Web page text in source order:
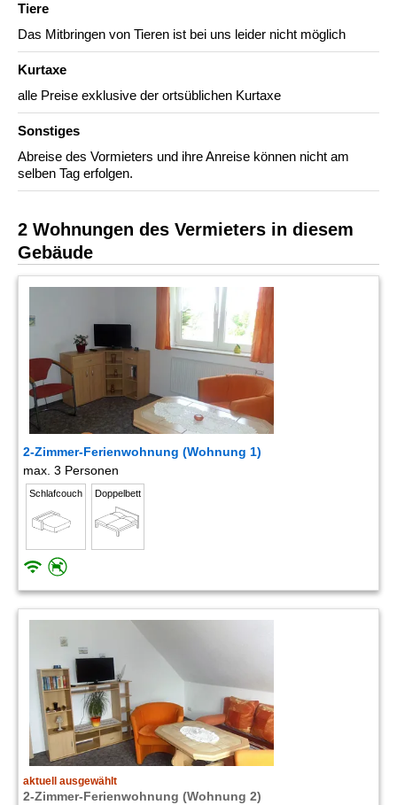
Tiere
Das Mitbringen von Tieren ist bei uns leider nicht möglich
Kurtaxe
alle Preise exklusive der ortsüblichen Kurtaxe
Sonstiges
Abreise des Vormieters und ihre Anreise können nicht am
selben Tag erfolgen.
2 Wohnungen des Vermieters in diesem
Gebäude
2-Zimmer-Ferienwohnung (Wohnung 1)
max. 3 Personen
Schlafcouch Doppelbett
aktuell ausgewählt
2-Zimmer-Ferienwohnung (Wohnung 2)